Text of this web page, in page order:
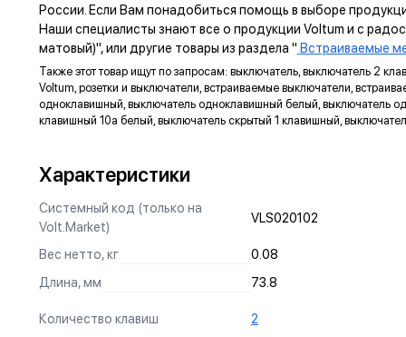
Изготовлен из оловянной бронзы с гальваническим
покрытием никелем, что не только защищает от коррозии,
но и обеспечивает надежный контакт.
УНИВЕРСАЛЬНЫЙ МОНТАЖ
Суппорт поддерживает установку механизма в
вертикали.
России. Если Вам понадобиться помощь в выборе
Наши специалисты знают все о продукции Voltum и с
матовый)", или другие товары из раздела " Встраиваемые
Также этот товар ищут по запросам: выключатель, выключатель 2
Voltum, розетки и выключатели, встраиваемые выключатели,
одноклавишный, выключатель одноклавишный белый, выключатель
клавишный 10а белый, выключатель скрытый 1 клавишный,
Характеристики
Системный код (только на
Volt.Market)
VLS020102
Вес нетто, кг 0.08
Длина, мм
73.8
Количество клавиш 2